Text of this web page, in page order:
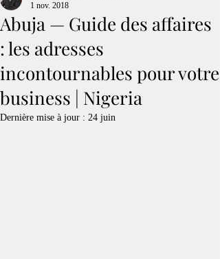
Abuja — Guide des affaires
: les adresses
incontournables pour votre
business | Nigeria
1 nov. 2018
Dernière mise à jour : 24 juin